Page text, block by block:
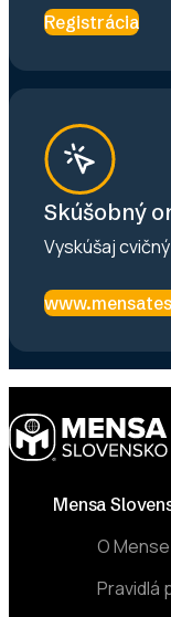
Registrácia
Skúšobný
Vyskúšaj
FooterMensa
O Mense
Pravidlá